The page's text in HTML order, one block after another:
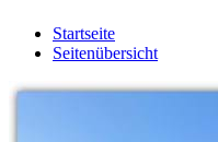
Startseite
Seitenübersicht